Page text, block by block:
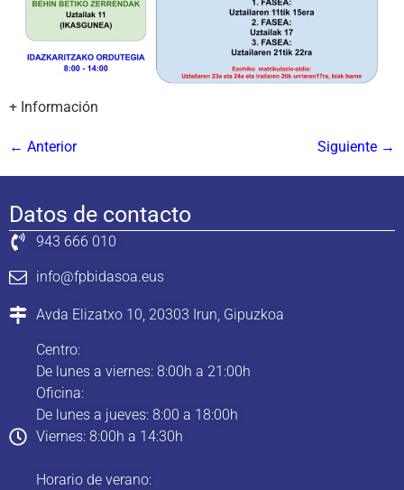
+ Información
← Anterior Siguiente →
Datos de contacto
943 666 010
info@fpbidasoa.eus
Avda Elizatxo 10, 20303 Irun, Gipuzkoa
Centro:
De lunes a viernes: 8:00h a 21:00h
Oficina:
De lunes a jueves: 8:00 a 18:00h
Viernes: 8:00h a 14:30h
Horario de verano: